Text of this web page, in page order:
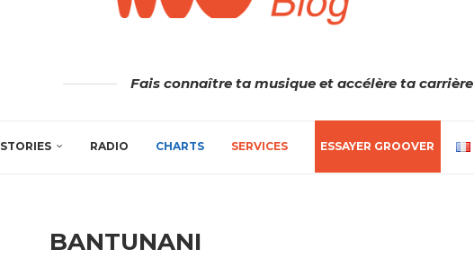
Fais connaître ta musique et accélère ta carrière
STORIES RADIO CHARTS SERVICES ESSAYER GROOVER
BANTUNANI